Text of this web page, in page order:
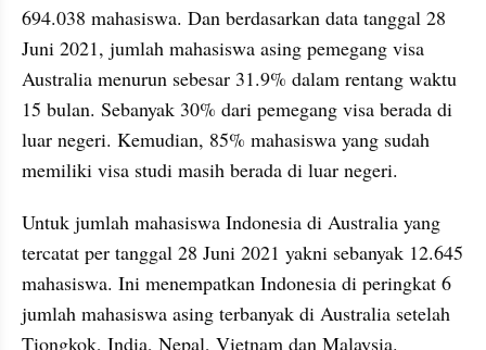
694.038 mahasiswa. Dan berdasarkan data tanggal 28
Juni 2021, jumlah mahasiswa asing pemegang visa
Australia menurun sebesar 31.9% dalam rentang waktu
15 bulan. Sebanyak 30% dari pemegang visa berada di
luar negeri. Kemudian, 85% mahasiswa yang sudah
memiliki visa studi masih berada di luar negeri.
Untuk jumlah mahasiswa Indonesia di Australia yang
tercatat per tanggal 28 Juni 2021 yakni sebanyak 12.645
mahasiswa. Ini menempatkan Indonesia di peringkat 6
jumlah mahasiswa asing terbanyak di Australia setelah
Tiongkok, India, Nepal, Vietnam dan Malaysia.